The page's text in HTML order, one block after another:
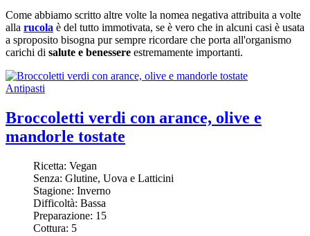
Come abbiamo scritto altre volte la nomea negativa attribuita a volte
alla rucola è del tutto immotivata, se è vero che in alcuni casi è usata
a sproposito bisogna pur sempre ricordare che porta all'organismo
carichi di salute e benessere estremamente importanti.
Antipasti
Broccoletti verdi con arance, olive e
mandorle tostate
Ricetta: Vegan
Senza: Glutine, Uova e Latticini
Stagione: Inverno
Difficoltà: Bassa
Preparazione: 15
Cottura: 5